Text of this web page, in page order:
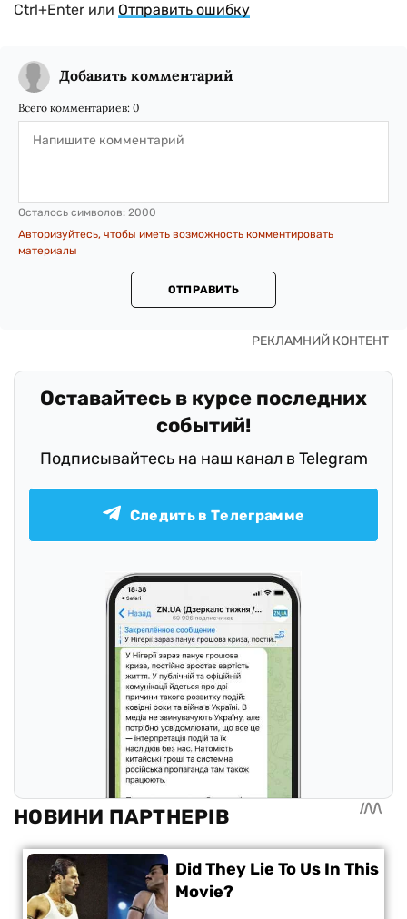
Ctrl+Enter или Отправить ошибку
Добавить комментарий
Всего комментариев: 0
Осталось символов: 2000
Авторизуйтесь, чтобы иметь возможность комментировать
материалы
ОТПРАВИТЬ
Оставайтесь в курсе последних
событий!
Подписывайтесь на наш канал в Telegram
Следить в Телеграмме